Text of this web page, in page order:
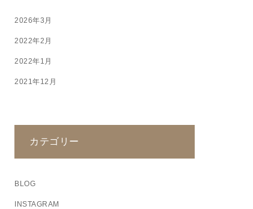
2026年3月
2022年2月
2022年1月
2021年12月
カテゴリー
BLOG
INSTAGRAM